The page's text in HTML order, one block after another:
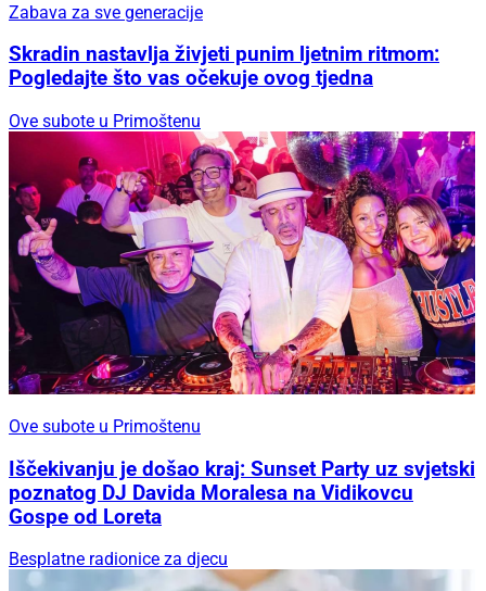
Zabava za sve generacije
Skradin nastavlja živjeti punim ljetnim ritmom:
Pogledajte što vas očekuje ovog tjedna
Ove subote u Primoštenu
Ove subote u Primoštenu
Iščekivanju je došao kraj: Sunset Party uz svjetski
poznatog DJ Davida Moralesa na Vidikovcu
Gospe od Loreta
Besplatne radionice za djecu